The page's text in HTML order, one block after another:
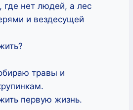
где нет людей, а лес
и вездесущей
травы и
первую жизнь.